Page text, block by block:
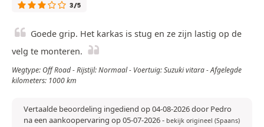
3/5
Goede grip. Het karkas is stug en ze zijn lastig op de
velg te monteren.
Wegtype: Off Road - Rijstijl: Normaal - Voertuig: Suzuki vitara - Afgelegde
kilometers: 1000 km
Vertaalde beoordeling ingediend op 04-08-2026 door Pedro
na een aankoopervaring op 05-07-2026- bekijk origineel (Spaans)